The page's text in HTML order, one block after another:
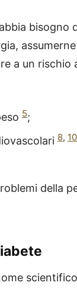
bisogno
a un rischio
5;
8, 10
della